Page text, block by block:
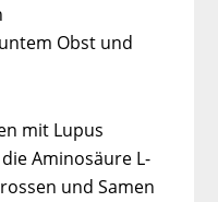
Obst und
mit Lupus
Aminosäure L-
und Samen